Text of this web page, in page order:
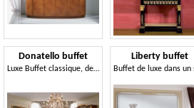
Donatello buffet
Luxe Buffet classique, des incrustations et des sculptures faites à la main, plateau en verre
Liberty buffet